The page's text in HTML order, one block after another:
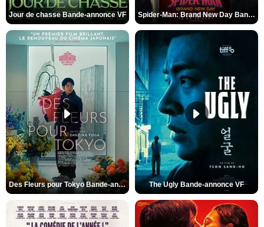
Jour de chasse Bande-annonce VF Spider-Man: Brand New Day Bande-annonce (3) VO STFR
Des Fleurs pour Tokyo Bande-annonce VO STFR The Ugly Bande-annonce VF